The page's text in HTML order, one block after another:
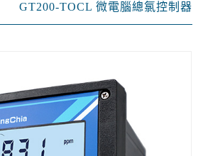
GT200-TOCL 微電腦總氯控制器